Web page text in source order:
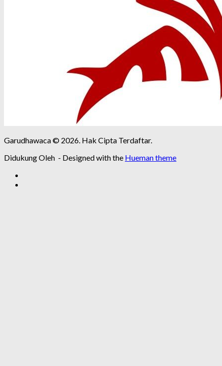
Garudhawaca © 2026. Hak Cipta Terdaftar.
Didukung Oleh - Designed with the Hueman theme